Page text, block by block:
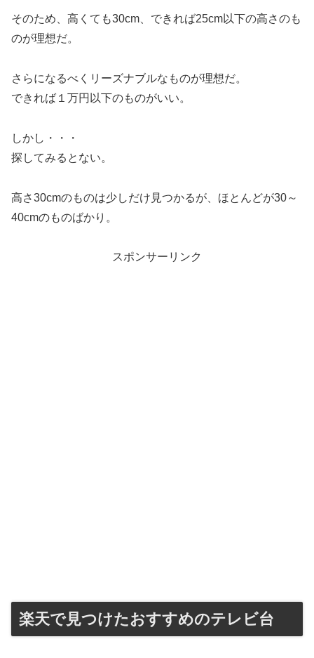
そのため、高くても30cm、できれば25cm以下の高さのも
のが理想だ。
さらになるべくリーズナブルなものが理想だ。
できれば１万円以下のものがいい。
しかし・・・
探してみるとない。
高さ30cmのものは少しだけ見つかるが、ほとんどが30～
40cmのものばかり。
スポンサーリンク
楽天で見つけたおすすめのテレビ台